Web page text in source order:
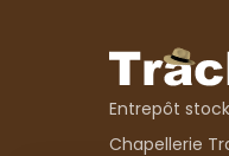
Entrepôt
Chapellerie